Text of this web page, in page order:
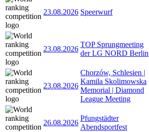
23.08.2026 Speerwurf
23.08.2026
TOP Sprungmeeting
der LG NORD Berlin
23.08.2026
Chorzów, Schlesien |
Kamila Skolimowska
Memorial | Diamond
League Meeting
26.08.2026
Pfungstädter
Abendsportfest